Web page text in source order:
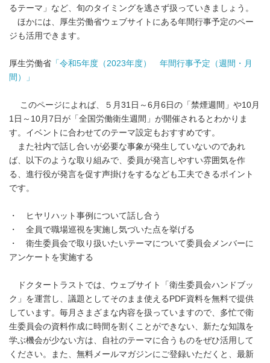
るテーマ」など、旬のタイミングを逃さず扱っていきましょう。
ほかには、厚生労働省ウェブサイトにある年間行事予定のペー
ジも活用できます。
厚生労働省 「令和5年度（2023年度） 年間行事予定（週間・月
間）」
このページによれば、５月31日～6月6日の「禁煙週間」や10月
1日～10月7日が「全国労働衛生週間」が開催されるとわかりま
す。イベントに合わせてのテーマ設定もおすすめです。
また社内で話し合いが必要な事象が発生していないのであれ
ば、以下のような取り組みで、委員が発言しやすい雰囲気を作
る、進行役が発言を促す声掛けをするなども工夫できるポイント
です。
・ ヒヤリハット事例について話し合う
・ 全員で職場巡視を実施し気づいた点を挙げる
・ 衛生委員会で取り扱いたいテーマについて委員会メンバーに
アンケートを実施する
ドクタートラストでは、ウェブサイト「衛生委員会ハンドブッ
ク」を運営し、議題としてそのまま使えるPDF資料を無料で提供
しています。毎月さまざまな内容を扱っていますので、多忙で衛
生委員会の資料作成に時間を割くことができない、新たな知識を
学ぶ機会が少ない方は、自社のテーマに合うものをぜひ活用して
ください。また、無料メールマガジンにご登録いただくと、最新